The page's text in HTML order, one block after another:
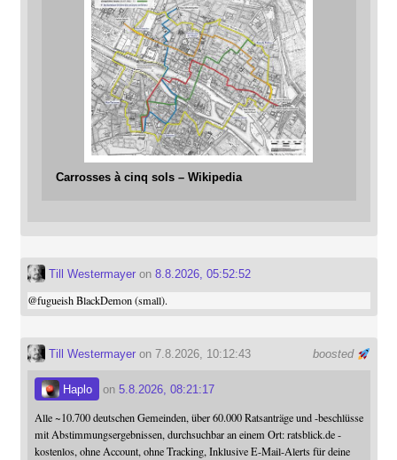
Carrosses à cinq sols – Wikipedia
Till Westermayeron 8.8.2026, 05:52:52
@fugueishBlackDemon (small).
boosted
Till Westermayeron 7.8.2026, 10:12:43
Haplo on 5.8.2026, 08:21:17
Alle ~10.700 deutschen Gemeinden, über 60.000 Ratsanträge und -beschlüsse
mit Abstimmungsergebnissen, durchsuchbar an einem Ort: ratsblick.de -
kostenlos, ohne Account, ohne Tracking, Inklusive E-Mail-Alerts für deine